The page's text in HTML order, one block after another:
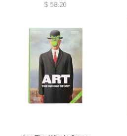
$ 58.20